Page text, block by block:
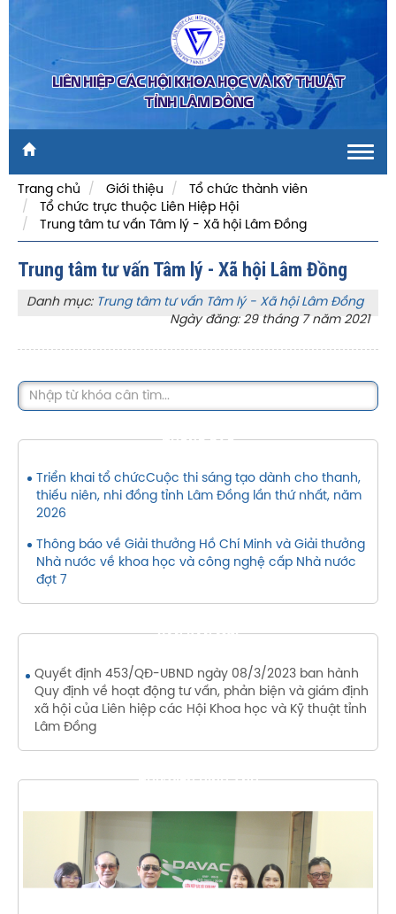
LIÊN HIỆP CÁC HỘI KHOA HỌC VÀ KỸ THUẬT
TỈNH LÂM ĐỒNG
Trang chủ
Giới thiệu
Tổ chức thành viên
Tổ chức trực thuộc Liên Hiệp Hội
Trung tâm tư vấn Tâm lý - Xã hội Lâm Đồng
Trung tâm tư vấn Tâm lý - Xã hội Lâm Đồng
Danh mục: Trung tâm tư vấn Tâm lý - Xã hội Lâm Đồng
Ngày đăng: 29 tháng 7 năm 2021
THÔNG BÁO
Triển khai tổ chứcCuộc thi sáng tạo dành cho thanh,
thiếu niên, nhi đồng tỉnh Lâm Đồng lần thứ nhất, năm
2026
Thông báo về Giải thưởng Hồ Chí Minh và Giải thưởng
Nhà nước về khoa học và công nghệ cấp Nhà nước
đợt 7
VĂN BẢN MỚI
Quyết định 453/QĐ-UBND ngày 08/3/2023 ban hành
Quy định về hoạt động tư vấn, phản biện và giám định
xã hội của Liên hiệp các Hội Khoa học và Kỹ thuật tỉnh
Lâm Đồng
THƯ VIỆN HÌNH ẢNH